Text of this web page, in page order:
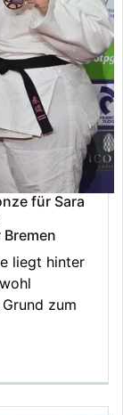
für Sara
liegt hinter
zum